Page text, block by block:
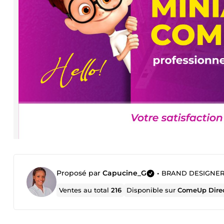
Proposé par Capucine_G • BRAND DESIGNER
Ventes au total216 Disponible surComeUp